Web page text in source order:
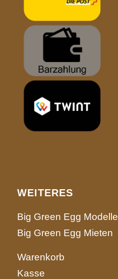
WEITERES
Big Green Egg Modelle
Big Green Egg Mieten
Warenkorb
Kasse